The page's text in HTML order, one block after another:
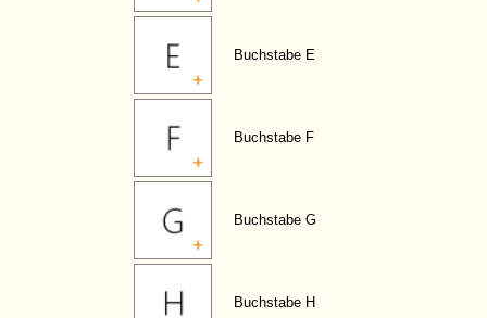
Buchstabe E
Buchstabe F
Buchstabe G
Buchstabe H